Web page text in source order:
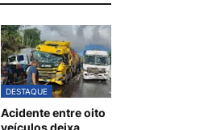
DESTAQUE
Acidente entre oito
veículos deixa